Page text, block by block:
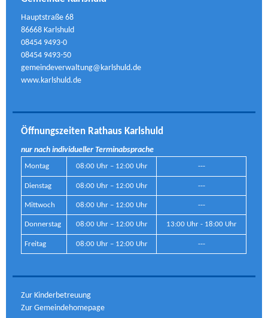
Hauptstraße 68
86668 Karlshuld
08454 9493-0
08454 9493-50
gemeindeverwaltung@karlshuld.de
www.karlshuld.de
Öffnungszeiten Rathaus Karlshuld
nur nach individueller Terminabsprache
Montag 08:00 Uhr – 12:00 Uhr ---
Dienstag 08:00 Uhr – 12:00 Uhr ---
Mittwoch 08:00 Uhr – 12:00 Uhr ---
Donnerstag 08:00 Uhr – 12:00 Uhr 13:00 Uhr - 18:00 Uhr
Freitag 08:00 Uhr – 12:00 Uhr ---
Zur Kinderbetreuung
Zur Gemeindehomepage